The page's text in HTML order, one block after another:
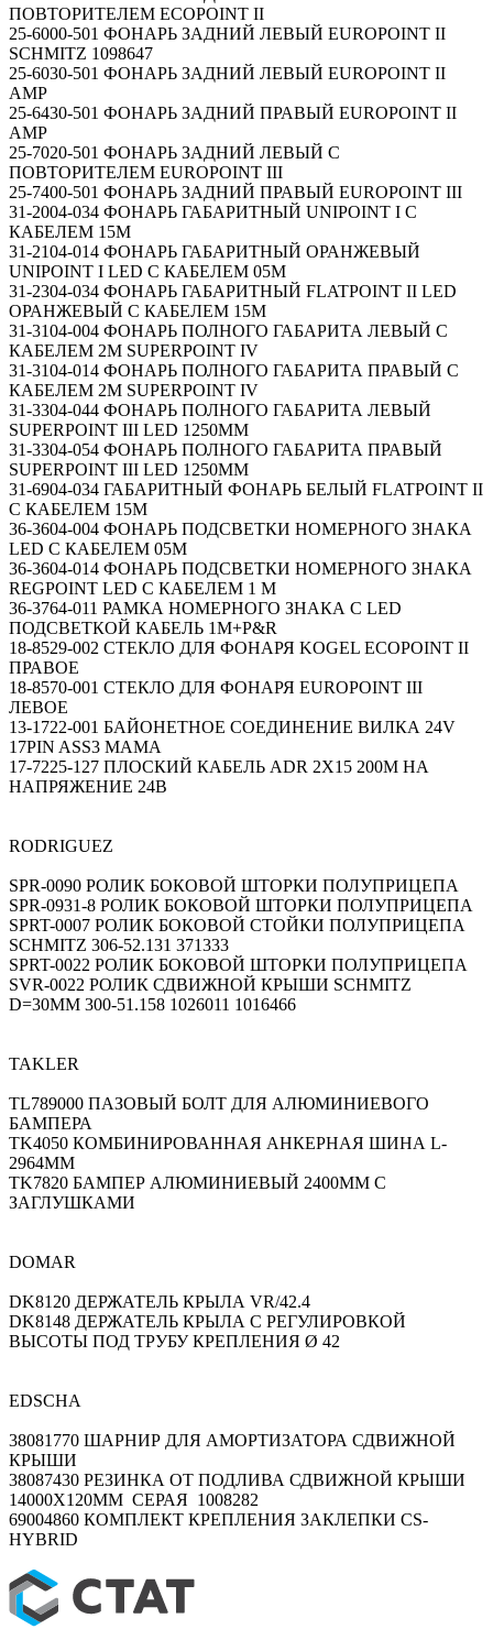
ПОВТОРИТЕЛЕМ ECOPOINT II
25-6000-501 ФОНАРЬ ЗАДНИЙ ЛЕВЫЙ EUROPOINT II
SCHMITZ 1098647
25-6030-501 ФОНАРЬ ЗАДНИЙ ЛЕВЫЙ EUROPOINT II
AMP
25-6430-501 ФОНАРЬ ЗАДНИЙ ПРАВЫЙ EUROPOINT II
AMP
25-7020-501 ФОНАРЬ ЗАДНИЙ ЛЕВЫЙ С
ПОВТОРИТЕЛЕМ EUROPOINT III
25-7400-501 ФОНАРЬ ЗАДНИЙ ПРАВЫЙ EUROPOINT III
31-2004-034 ФОНАРЬ ГАБАРИТНЫЙ UNIPOINT I С
КАБЕЛЕМ 15М
31-2104-014 ФОНАРЬ ГАБАРИТНЫЙ ОРАНЖЕВЫЙ
UNIPOINT I LED С КАБЕЛЕМ 05М
31-2304-034 ФОНАРЬ ГАБАРИТНЫЙ FLATPOINT II LED
ОРАНЖЕВЫЙ С КАБЕЛЕМ 15М
31-3104-004 ФОНАРЬ ПОЛНОГО ГАБАРИТА ЛЕВЫЙ С
КАБЕЛЕМ 2М SUPERPOINT IV
31-3104-014 ФОНАРЬ ПОЛНОГО ГАБАРИТА ПРАВЫЙ С
КАБЕЛЕМ 2М SUPERPOINT IV
31-3304-044 ФОНАРЬ ПОЛНОГО ГАБАРИТА ЛЕВЫЙ
SUPERPOINT III LED 1250ММ
31-3304-054 ФОНАРЬ ПОЛНОГО ГАБАРИТА ПРАВЫЙ
SUPERPOINT III LED 1250ММ
31-6904-034 ГАБАРИТНЫЙ ФОНАРЬ БЕЛЫЙ FLATPOINT II
С КАБЕЛЕМ 15М
36-3604-004 ФОНАРЬ ПОДСВЕТКИ НОМЕРНОГО ЗНАКА
LED С КАБЕЛЕМ 05М
36-3604-014 ФОНАРЬ ПОДСВЕТКИ НОМЕРНОГО ЗНАКА
REGPOINT LED С КАБЕЛЕМ 1 М
36-3764-011 РАМКА НОМЕРНОГО ЗНАКА С LED
ПОДСВЕТКОЙ КАБЕЛЬ 1М+P&R
18-8529-002 СТЕКЛО ДЛЯ ФОНАРЯ KOGEL ECOPOINT II
ПРАВОЕ
18-8570-001 СТЕКЛО ДЛЯ ФОНАРЯ EUROPOINT III
ЛЕВОЕ
13-1722-001 БАЙОНЕТНОЕ СОЕДИНЕНИЕ ВИЛКА 24V
17PIN ASS3 МАМА
17-7225-127 ПЛОСКИЙ КАБЕЛЬ ADR 2Х15 200М НА
НАПРЯЖЕНИЕ 24В
RODRIGUEZ
SPR-0090 РОЛИК БОКОВОЙ ШТОРКИ ПОЛУПРИЦЕПА
SPR-0931-8 РОЛИК БОКОВОЙ ШТОРКИ ПОЛУПРИЦЕПА
SPRT-0007 РОЛИК БОКОВОЙ СТОЙКИ ПОЛУПРИЦЕПА
SCHMITZ 306-52.131 371333
SPRT-0022 РОЛИК БОКОВОЙ ШТОРКИ ПОЛУПРИЦЕПА
SVR-0022 РОЛИК СДВИЖНОЙ КРЫШИ SCHMITZ
D=30MM 300-51.158 1026011 1016466
TAKLER
TL789000 ПАЗОВЫЙ БОЛТ ДЛЯ АЛЮМИНИЕВОГО
БАМПЕРА
TK4050 КОМБИНИРОВАННАЯ АНКЕРНАЯ ШИНА L-
2964ММ
TK7820 БАМПЕР АЛЮМИНИЕВЫЙ 2400ММ С
ЗАГЛУШКАМИ
DOMAR
DK8120 ДЕРЖАТЕЛЬ КРЫЛА VR/42.4
DK8148 ДЕРЖАТЕЛЬ КРЫЛА С РЕГУЛИРОВКОЙ
ВЫСОТЫ ПОД ТРУБУ КРЕПЛЕНИЯ Ø 42
EDSCHA
38081770 ШАРНИР ДЛЯ АМОРТИЗАТОРА СДВИЖНОЙ
КРЫШИ
38087430 РЕЗИНКА ОТ ПОДЛИВА СДВИЖНОЙ КРЫШИ
14000X120ММ СЕРАЯ 1008282
69004860 КОМПЛЕКТ КРЕПЛЕНИЯ ЗАКЛЕПКИ CS-
HYBRID